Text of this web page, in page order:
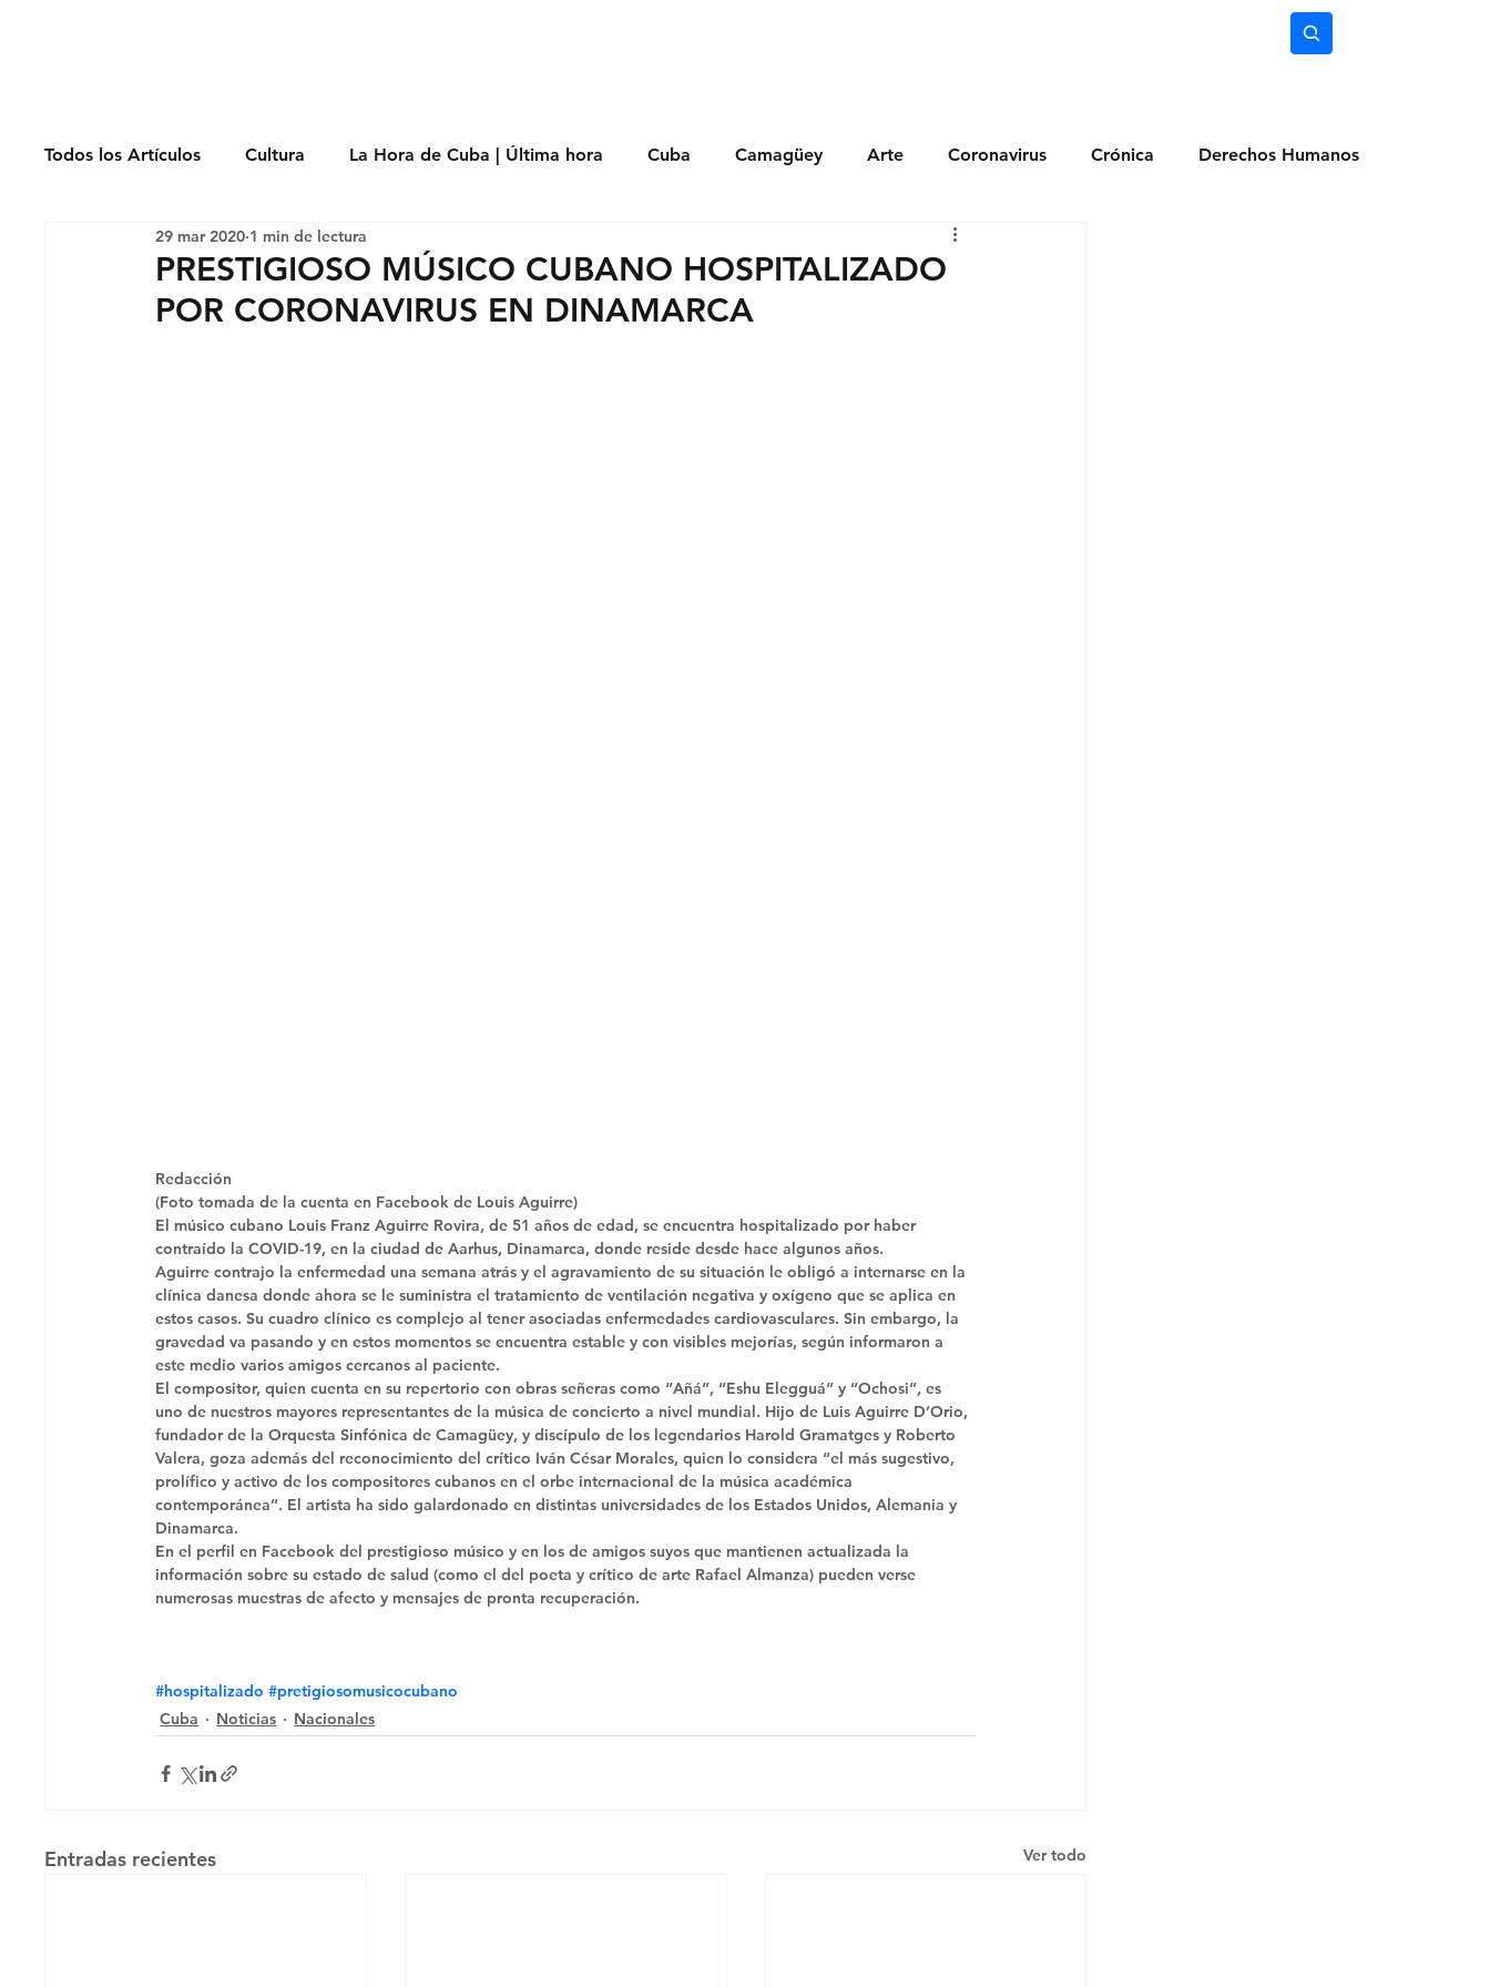
Todos los Artículos Cultura La Hora de Cuba | Última hora Cuba Camagüey Arte Coronavirus Crónica Derechos Humanos
Economía Feminicidio Entrevistas
PRESTIGIOSO MÚSICO CUBANO HOSPITALIZADO
POR CORONAVIRUS EN DINAMARCA
29 mar 2020 1 min de lectura
Redacción
(Foto tomada de la cuenta en Facebook de Louis Aguirre)
El músico cubano Louis Franz Aguirre Rovira, de 51 años de edad, se encuentra hospitalizado por haber
contraído la COVID-19, en la ciudad de Aarhus, Dinamarca, donde reside desde hace algunos años.
Aguirre contrajo la enfermedad una semana atrás y el agravamiento de su situación le obligó a internarse en la
clínica danesa donde ahora se le suministra el tratamiento de ventilación negativa y oxígeno que se aplica en
estos casos. Su cuadro clínico es complejo al tener asociadas enfermedades cardiovasculares. Sin embargo, la
gravedad va pasando y en estos momentos se encuentra estable y con visibles mejorías, según informaron a
este medio varios amigos cercanos al paciente.
El compositor, quien cuenta en su repertorio con obras señeras como “Añá”, “Eshu Elegguá” y “Ochosi”, es
uno de nuestros mayores representantes de la música de concierto a nivel mundial. Hijo de Luis Aguirre D’Orio,
fundador de la Orquesta Sinfónica de Camagüey, y discípulo de los legendarios Harold Gramatges y Roberto
Valera, goza además del reconocimiento del crítico Iván César Morales, quien lo considera “el más sugestivo,
prolífico y activo de los compositores cubanos en el orbe internacional de la música académica
contemporánea”. El artista ha sido galardonado en distintas universidades de los Estados Unidos, Alemania y
Dinamarca.
En el perfil en Facebook del prestigioso músico y en los de amigos suyos que mantienen actualizada la
información sobre su estado de salud (como el del poeta y crítico de arte Rafael Almanza) pueden verse
numerosas muestras de afecto y mensajes de pronta recuperación.
#hospitalizado #pretigiosomusicocubano
Cuba
Noticias Nacionales
Entradas recientes Ver todo